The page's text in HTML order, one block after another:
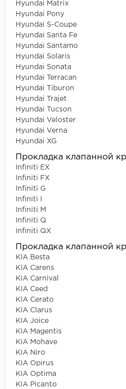
Hyundai Matrix
Hyundai Pony
Hyundai S-Coupe
Hyundai Santa Fe
Hyundai Santamo
Hyundai Solaris
Hyundai Sonata
Hyundai Terracan
Hyundai Tiburon
Hyundai Trajet
Hyundai Tucson
Hyundai Veloster
Hyundai Verna
Hyundai XG
Прокладка клапанной
Infiniti EX
Infiniti FX
Infiniti G
Infiniti I
Infiniti M
Infiniti Q
Infiniti QX
Прокладка клапанной
KIA Besta
KIA Carens
KIA Carnival
KIA Ceed
KIA Cerato
KIA Clarus
KIA Joice
KIA Magentis
KIA Mohave
KIA Niro
KIA Opirus
KIA Optima
KIA Picanto